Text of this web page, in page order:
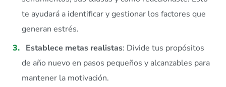
te ayudará a identificar y gestionar los factores que
generan estrés.
Establece metas realistas: Divide tus propósitos
de año nuevo en pasos pequeños y alcanzables para
mantener la motivación.